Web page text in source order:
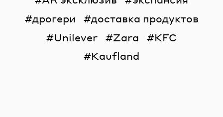
дрогери
доставка продуктов
Unilever
Zara
KFC
Kaufland